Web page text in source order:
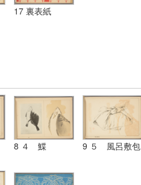
17 裏表紙
8 ４ 鰈 9 ５ 風呂敷包